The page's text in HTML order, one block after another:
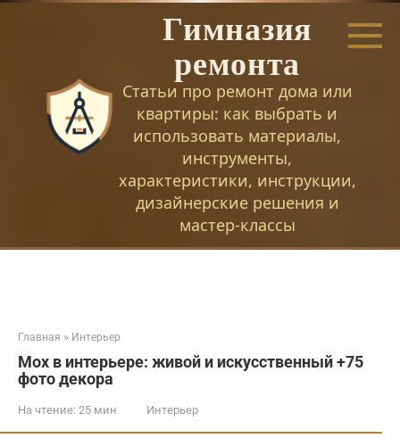
Перейти
Гимназия
ремонта
Статьи про ремонт дома или
квартиры: как выбрать и
использовать материалы,
инструменты,
характеристики, инструкции,
дизайнерские решения и
мастер-классы
Главная » Интерьер
Мох в интерьере: живой и искусственный +75
фото декора
На чтение: 25 мин Интерьер